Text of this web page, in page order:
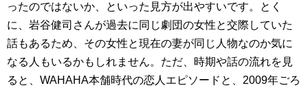
ったのではないか、といった見方が出やすいです。とく
に、岩谷健司さんが過去に同じ劇団の女性と交際していた
話もあるため、その女性と現在の妻が同じ人物なのか気に
なる人もいるかもしれません。ただ、時期や話の流れを見
ると、WAHAHA本舗時代の恋人エピソードと、2009年ごろ